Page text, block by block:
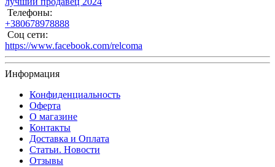
Телефоны:
+380678978888
Соц сети:
https://www.facebook.com/relcoma
Информация
Конфиденциальность
Оферта
О магазине
Контакты
Доставка и Оплата
Статьи. Новости
Отзывы